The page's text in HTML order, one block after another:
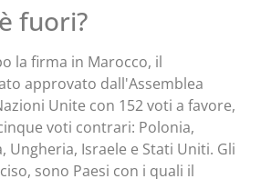
fuori?
la firma in Marocco, il
approvato dall'Assemblea
Unite con 152 voti a favore,
voti contrari: Polonia,
Ungheria, Israele e Stati Uniti. Gli
sono Paesi con i quali il